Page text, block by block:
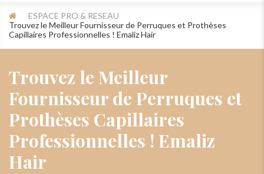
ESPACE PRO & RESEAU
Trouvez le Meilleur Fournisseur de Perruques et Prothèses
Capillaires Professionnelles ! Emaliz Hair
Trouvez le Meilleur
Fournisseur de Perruques et
Prothèses Capillaires
Professionnelles ! Emaliz
Hair